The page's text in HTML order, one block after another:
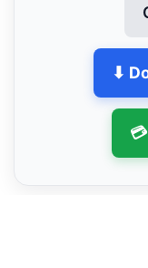
⬇